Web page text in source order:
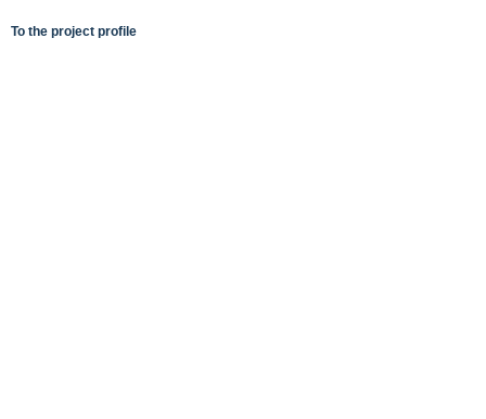
To the project profile